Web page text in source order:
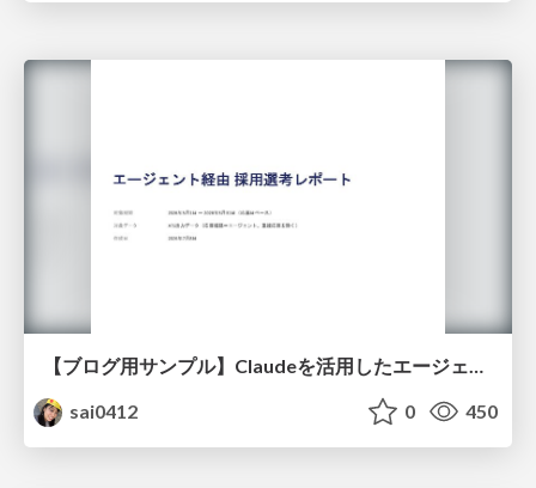
【ブログ用サンプル】Claudeを活用したエージェント分析レポート自動生成例
sai0412
0 450